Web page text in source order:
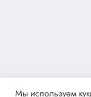
Мы используем